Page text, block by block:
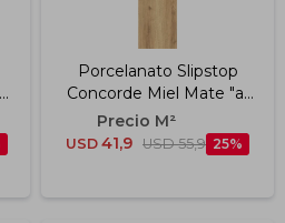
Porcelanato Slipstop
Concorde Miel Mate "a"
30x150 Cm
USD 41,9 USD 55,9 25